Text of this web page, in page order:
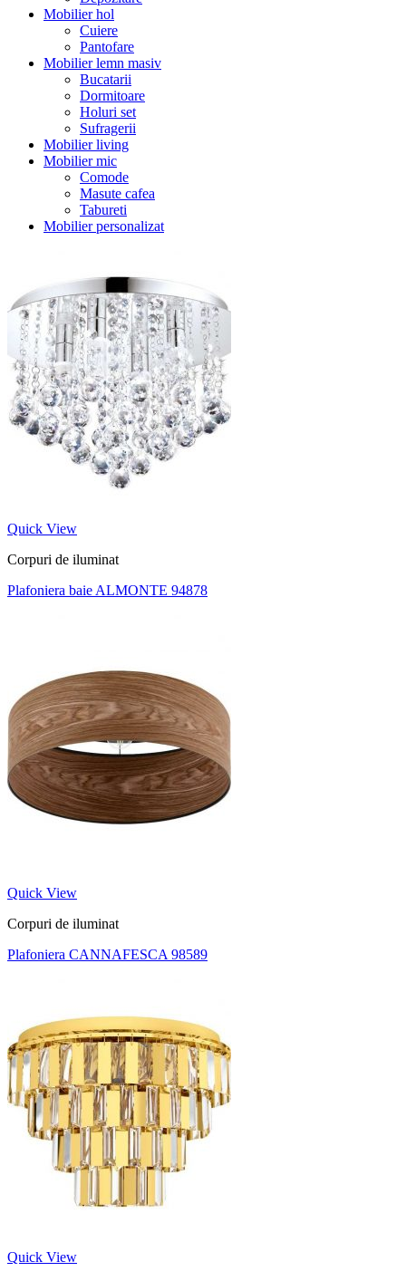
Mobilier hol
Cuiere
Pantofare
Mobilier lemn masiv
Bucatarii
Dormitoare
Holuri set
Sufragerii
Mobilier living
Mobilier mic
Comode
Masute cafea
Tabureti
Mobilier personalizat
Quick View
Corpuri de iluminat
Plafoniera baie ALMONTE 94878
Quick View
Corpuri de iluminat
Plafoniera CANNAFESCA 98589
Quick View